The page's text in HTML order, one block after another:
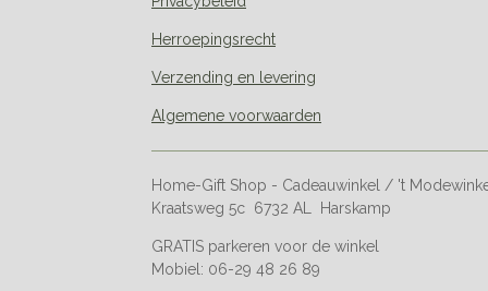
Herroepingsrecht
Verzending en levering
Algemene voorwaarden
Home-Gift Shop - Cadeauwinkel / 't
Kraatsweg 5c 6732 AL Harskamp
GRATIS parkeren voor de winkel
Mobiel: 06-29 48 26 89